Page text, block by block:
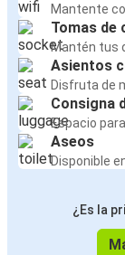
Mantente
Tomas de
Mantén tus
Asientos
Disfruta de
Consigna
Espacio
Aseos
Disponible
¿Es la